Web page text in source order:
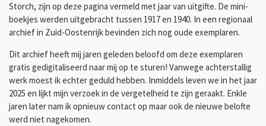
Storch, zijn op deze pagina vermeld met jaar van uitgifte. De mini-
boekjes werden uitgebracht tussen 1917 en 1940. In een regionaal
archief in Zuid-Oostenrijk bevinden zich nog oude exemplaren.
Dit archief heeft mij jaren geleden beloofd om deze exemplaren
gratis gedigitaliseerd naar mij op te sturen! Vanwege achterstallig
werk moest ik echter geduld hebben. Inmiddels leven we in het jaar
2025 en lijkt mijn verzoek in de vergetelheid te zijn geraakt. Enkle
jaren later nam ik opnieuw contact op maar ook de nieuwe belofte
werd niet nagekomen.